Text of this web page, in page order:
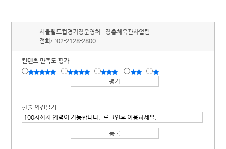
서울월드컵경기장운영처
장충체육관사업팀
전화/ :02-2128-2800
컨텐츠 만족도 평가
한줄 의견달기